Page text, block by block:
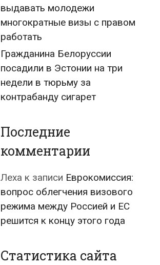
выдавать молодежи
многократные визы с правом
работать
Гражданина Белоруссии
посадили в Эстонии на три
недели в тюрьму за
контрабанду сигарет
Последние
комментарии
Леха к записи Еврокомиссия:
вопрос облегчения визового
режима между Россией и ЕС
решится к концу этого года
Статистика сайта